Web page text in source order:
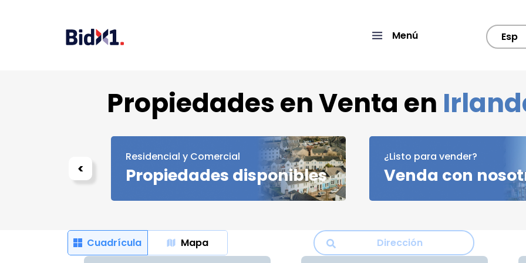
Menú Esp
Propiedades en Venta en
<
Residencial y Comercial
Propiedades disponibles
¿Listo para vender?
Venda con
Cuadrícula Mapa